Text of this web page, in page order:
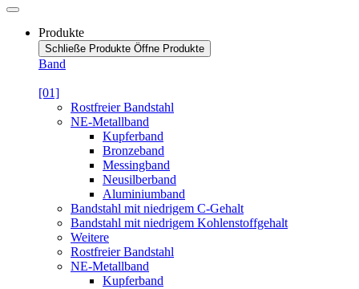
Produkte
Schließe Produkte Öffne Produkte
Band
[01]
Rostfreier Bandstahl
NE-Metallband
Kupferband
Bronzeband
Messingband
Neusilberband
Aluminiumband
Bandstahl mit niedrigem C-Gehalt
Bandstahl mit niedrigem Kohlenstoffgehalt
Weitere
Rostfreier Bandstahl
NE-Metallband
Kupferband